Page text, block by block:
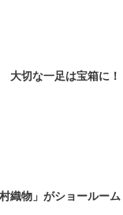
大切な一足は宝箱に！
織物」がショールーム